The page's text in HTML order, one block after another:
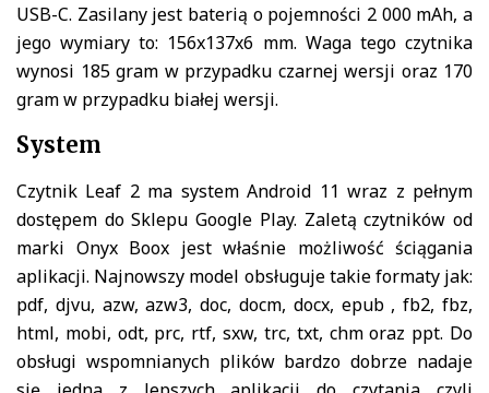
USB-C. Zasilany jest baterią o pojemności 2 000 mAh, a
jego wymiary to: 156x137x6 mm. Waga tego czytnika
wynosi 185 gram w przypadku czarnej wersji oraz 170
gram w przypadku białej wersji.
System
Czytnik Leaf 2 ma system Android 11 wraz z pełnym
dostępem do Sklepu Google Play. Zaletą czytników od
marki Onyx Boox jest właśnie możliwość ściągania
aplikacji. Najnowszy model obsługuje takie formaty jak:
pdf, djvu, azw, azw3, doc, docm, docx, epub , fb2, fbz,
html, mobi, odt, prc, rtf, sxw, trc, txt, chm oraz ppt. Do
obsługi wspomnianych plików bardzo dobrze nadaje